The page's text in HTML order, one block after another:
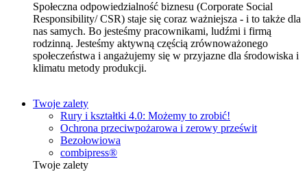
Społeczna odpowiedzialność biznesu (Corporate Social
Responsibility/ CSR) staje się coraz ważniejsza - i to także dla
nas samych. Bo jesteśmy pracownikami, ludźmi i firmą
rodzinną. Jesteśmy aktywną częścią zrównoważonego
społeczeństwa i angażujemy się w przyjazne dla środowiska i
klimatu metody produkcji.
Twoje zalety
Rury i kształtki 4.0: Możemy to zrobić!
Ochrona przeciwpożarowa i zerowy prześwit
Bezołowiowa
combipress®
Twoje zalety